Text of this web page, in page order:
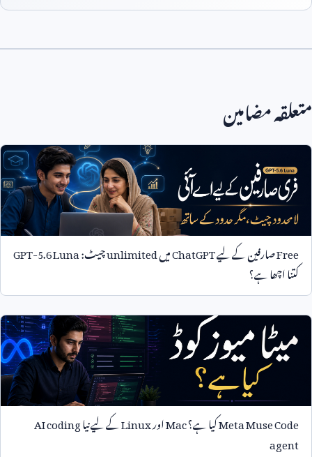
متعلقہ مضامین
Freeصارفین کے لیےChatGPTمیںunlimitedچیٹ:GPT-5.6 Luna
کتنا اچھا ہے؟
Meta Muse Codeکیا ہے؟MacاورLinuxکے لیے نیاAI coding
agent